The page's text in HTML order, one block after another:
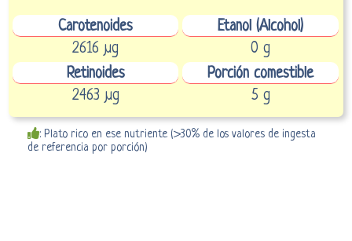
Carotenoides
Etanol (Alcohol)
2616 µg
0 g
Retinoides
Porción comestible
2463 µg
5 g
: Plato rico en ese nutriente (>30% de los valores de ingesta
de referencia por porción)